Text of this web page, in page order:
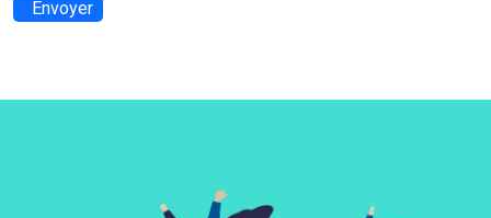
Envoyer